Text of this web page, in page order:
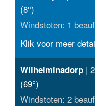
(8°)
Windstoten: 1
Klik voor meer
Wilhelminadorp |
(69°)
Windstoten: 2